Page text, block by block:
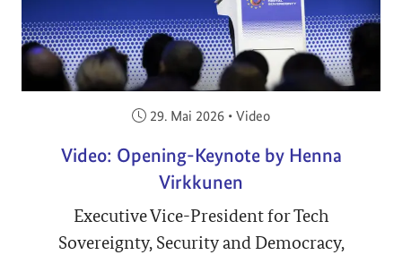
Veröffentlicht am:
29. Mai 2026 • Video
Video: Opening-Keynote by Henna
Virkkunen
Executive Vice-President for Tech
Sovereignty, Security and Democracy,